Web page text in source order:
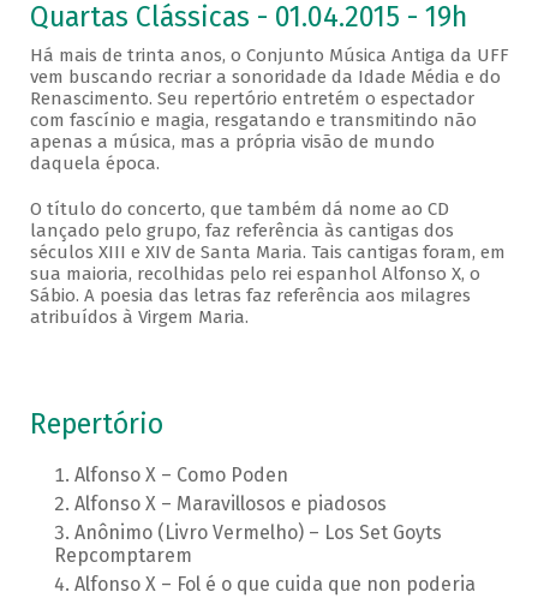
Quartas Clássicas - 01.04.2015 - 19h
Há mais de trinta anos, o Conjunto Música Antiga da UFF
vem buscando recriar a sonoridade da Idade Média e do
Renascimento. Seu repertório entretém o espectador
com fascínio e magia, resgatando e transmitindo não
apenas a música, mas a própria visão de mundo
daquela época.
O título do concerto, que também dá nome ao CD
lançado pelo grupo, faz referência às cantigas dos
séculos XIII e XIV de Santa Maria. Tais cantigas foram, em
sua maioria, recolhidas pelo rei espanhol Alfonso X, o
Sábio. A poesia das letras faz referência aos milagres
atribuídos à Virgem Maria.
Repertório
Alfonso X – Como Poden
Alfonso X – Maravillosos e piadosos
Anônimo (Livro Vermelho) – Los Set Goyts
Repcomptarem
Alfonso X – Fol é o que cuida que non poderia